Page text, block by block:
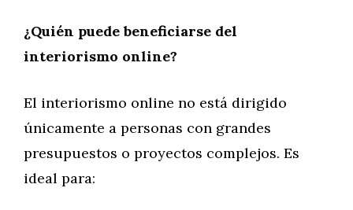
¿Quién puede beneficiarse del
interiorismo online?
El interiorismo online no está dirigido
únicamente a personas con grandes
presupuestos o proyectos complejos. Es
ideal para: